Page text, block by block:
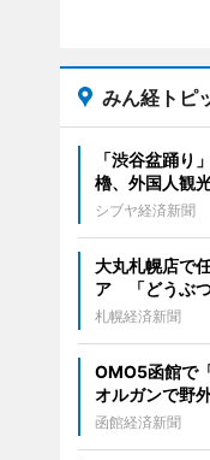
みん経トピ
「渋谷盆踊
櫓、外国人観
シブヤ経済新聞
大丸札幌店で
ア 「どうぶ
札幌経済新聞
OMO5函館で
オルガンで野
函館経済新聞